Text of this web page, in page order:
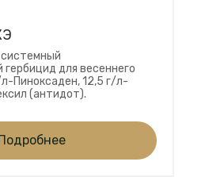
для весеннего
Пиноксаден, 12,5 г/л-
(антидот).
Подробнее